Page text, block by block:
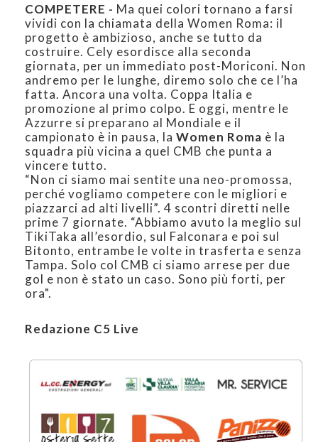
COMPETERE - Ma quei colori tornano a farsi
vividi con la chiamata della Women Roma: il
progetto è ambizioso, anche se tutto da
costruire. Cely esordisce alla seconda
giornata, per un immediato post-Moriconi. Non
andremo per le lunghe, diremo solo che ce l’ha
fatta. Ancora una volta. Coppa Italia e
promozione al primo colpo. E oggi, mentre le
Azzurre si preparano al Mondiale e il
campionato è in pausa, la Women Roma è la
squadra più vicina a quel CMB che punta a
vincere tutto.
“Non ci siamo mai sentite una neo-promossa,
perché vogliamo competere con le migliori e
piazzarci ad alti livelli”. 4 scontri diretti nelle
prime 7 giornate. “Abbiamo avuto la meglio sul
TikiTaka all’esordio, sul Falconara e poi sul
Bitonto, entrambe le volte in trasferta e senza
Tampa. Solo col CMB ci siamo arrese per due
gol e non è stato un caso. Sono più forti, per
ora".
Redazione C5 Live